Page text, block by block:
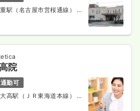
駅（名古屋市営桜通線） バ
院
勤可
高駅（ＪＲ東海道本線） 徒